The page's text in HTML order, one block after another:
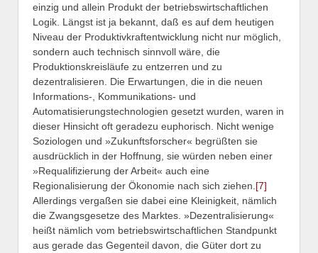
einzig und allein Produkt der betriebswirtschaftlichen
Logik. Längst ist ja bekannt, daß es auf dem heutigen
Niveau der Produktivkraftentwicklung nicht nur möglich,
sondern auch technisch sinnvoll wäre, die
Produktionskreisläufe zu entzerren und zu
dezentralisieren. Die Erwartungen, die in die neuen
Informations-, Kommunikations- und
Automatisierungstechnologien gesetzt wurden, waren in
dieser Hinsicht oft geradezu euphorisch. Nicht wenige
Soziologen und »Zukunftsforscher« begrüßten sie
ausdrücklich in der Hoffnung, sie würden neben einer
»Requalifizierung der Arbeit« auch eine
Regionalisierung der Ökonomie nach sich ziehen. [7]
Allerdings vergaßen sie dabei eine Kleinigkeit, nämlich
die Zwangsgesetze des Marktes. »Dezentralisierung«
heißt nämlich vom betriebswirtschaftlichen Standpunkt
aus gerade das Gegenteil davon, die Güter dort zu